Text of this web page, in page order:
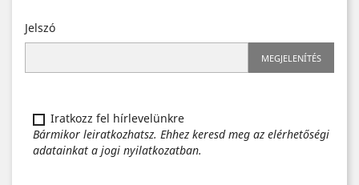
Jelszó
MEGJELENÍTÉS
Iratkozz fel hírlevelünkre
Bármikor leiratkozhatsz. Ehhez keresd meg az elérhetőségi
adatainkat a jogi nyilatkozatban.